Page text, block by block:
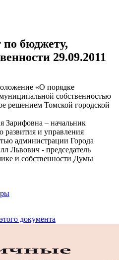
бюджету,
29.09.2011
«О порядке
собственностью
решением Томской городской
Зарифовна – начальник
развития и управления
администрации Города
Львович - председатель
и собственности Думы
документа